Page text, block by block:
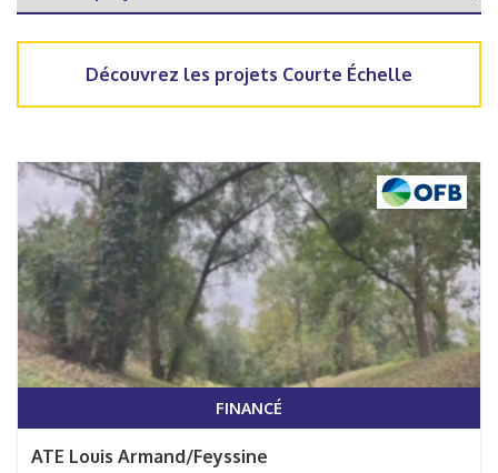
Découvrez les projets Courte Échelle
FINANCÉ
ATE Louis Armand/Feyssine